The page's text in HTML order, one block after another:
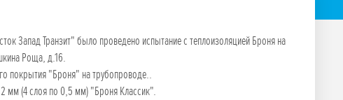
Запад Транзит" было проведено испытание с теплоизоляцией Броня на
Роща, д.16.
покрытия "Броня" на трубопроводе..
мм (4 слоя по 0,5 мм) "Броня Классик".